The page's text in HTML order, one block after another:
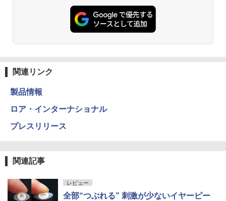
関連リンク
製品情報
ロア・インターナショナル
プレスリリース
関連記事
レビュー
全部“つぶれる” 刺激が少ないイヤーピー